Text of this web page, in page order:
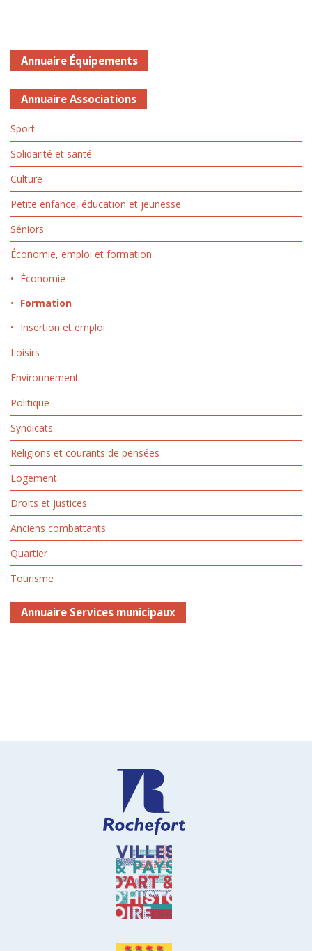
Annuaire Équipements
Annuaire Associations
Sport
Solidarité et santé
Culture
Petite enfance, éducation et jeunesse
Séniors
Économie, emploi et formation
Économie
Formation
Insertion et emploi
Loisirs
Environnement
Politique
Syndicats
Religions et courants de pensées
Logement
Droits et justices
Anciens combattants
Quartier
Tourisme
Annuaire Services municipaux